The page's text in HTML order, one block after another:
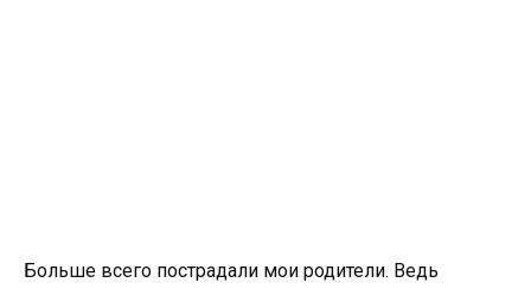
Больше всего пострадали мои родители. Ведь